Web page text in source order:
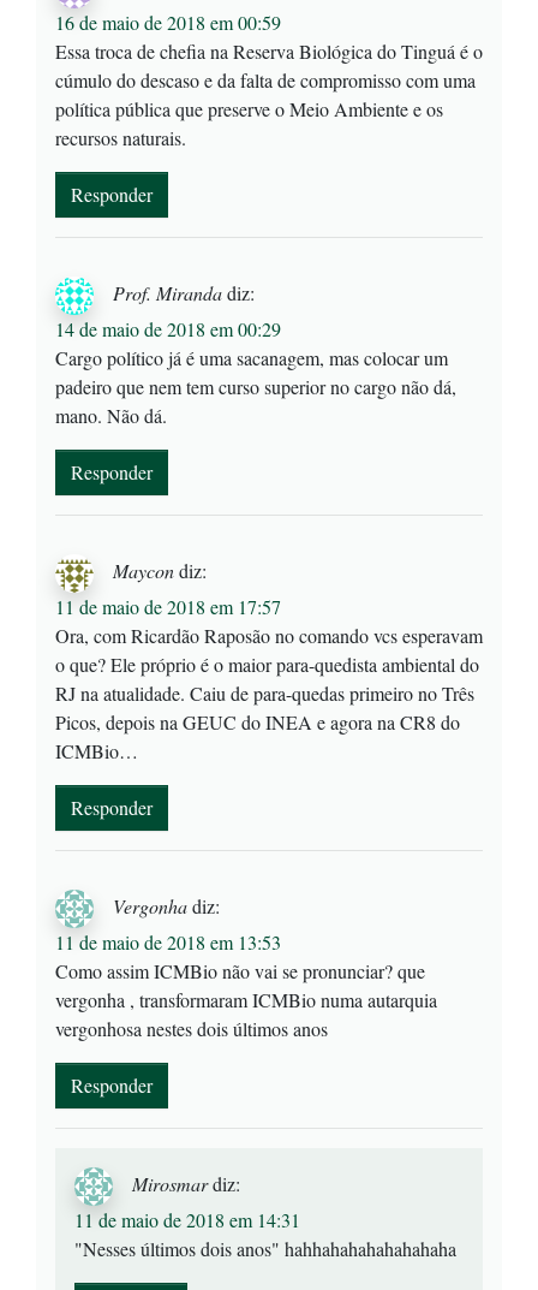
16 de maio de 2018 em 00:59
Essa troca de chefia na Reserva Biológica do Tinguá é o
cúmulo do descaso e da falta de compromisso com uma
política pública que preserve o Meio Ambiente e os
recursos naturais.
Responder
Prof. Mirandadiz:
14 de maio de 2018 em 00:29
Cargo político já é uma sacanagem, mas colocar um
padeiro que nem tem curso superior no cargo não dá,
mano. Não dá.
Responder
Maycondiz:
11 de maio de 2018 em 17:57
Ora, com Ricardão Raposão no comando vcs esperavam
o que? Ele próprio é o maior para-quedista ambiental do
RJ na atualidade. Caiu de para-quedas primeiro no Três
Picos, depois na GEUC do INEA e agora na CR8 do
ICMBio…
Responder
Vergonhadiz:
11 de maio de 2018 em 13:53
Como assim ICMBio não vai se pronunciar? que
vergonha , transformaram ICMBio numa autarquia
vergonhosa nestes dois últimos anos
Responder
Mirosmardiz:
11 de maio de 2018 em 14:31
"Nesses últimos dois anos" hahhahahahahahahaha